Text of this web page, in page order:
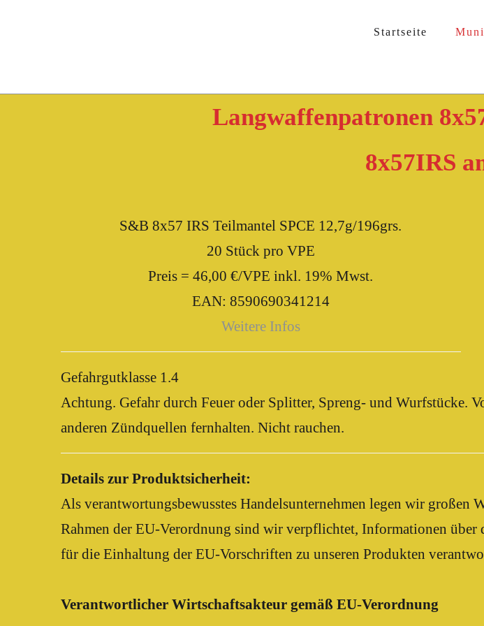
Startseite
Langwaffenpatronen
8x57IRS
S&B 8x57 IRS Teilmantel SPCE 12,7g/196grs.
20 Stück pro VPE
Preis = 46,00 €/VPE inkl. 19% Mwst.
EAN: 8590690341214
Weitere Infos
Gefahrgutklasse 1.4
Achtung. Gefahr durch Feuer oder Splitter, Spreng- und Wurfstücke.
anderen Zündquellen fernhalten. Nicht rauchen.
Details zur Produktsicherheit:
Als verantwortungsbewusstes Handelsunternehmen legen wir großen
Rahmen der EU-Verordnung sind wir verpflichtet, Informationen
für die Einhaltung der EU-Vorschriften zu unseren Produkten
Verantwortlicher Wirtschaftsakteur gemäß EU-Verordnung